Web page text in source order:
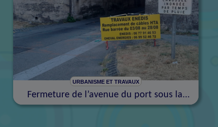
URBANISME ET TRAVAUX
Fermeture de l’avenue du port sous la...